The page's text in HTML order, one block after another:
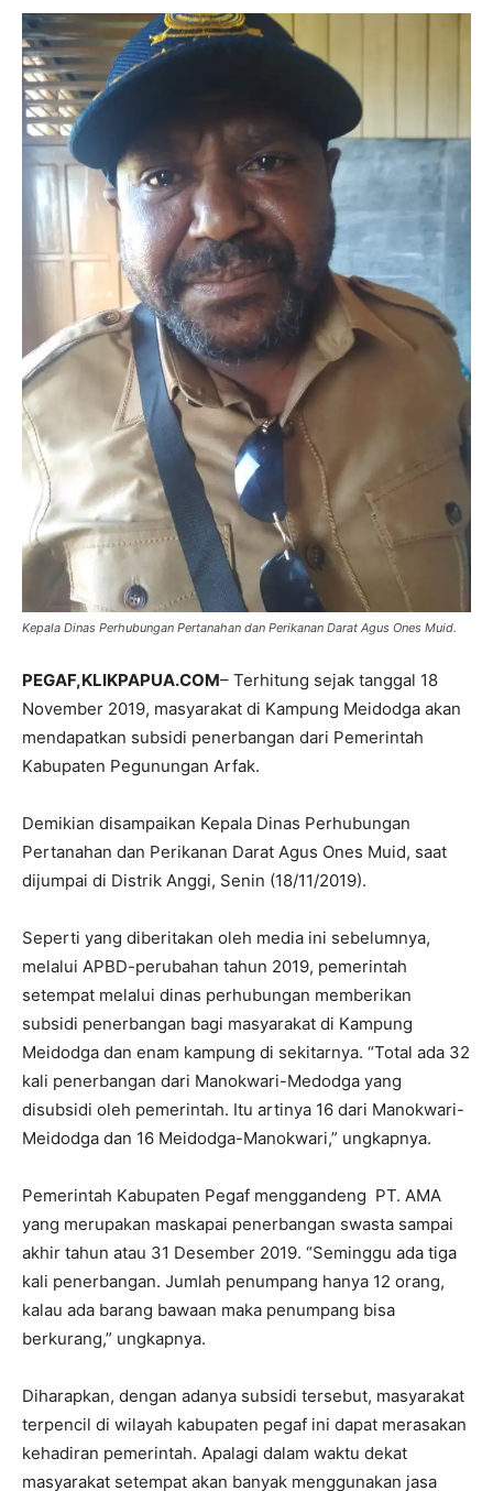
Kepala Dinas Perhubungan Pertanahan dan Perikanan Darat Agus Ones Muid.
PEGAF,KLIKPAPUA.COM– Terhitung sejak tanggal 18
November 2019, masyarakat di Kampung Meidodga akan
mendapatkan subsidi penerbangan dari Pemerintah
Kabupaten Pegunungan Arfak.
Demikian disampaikan Kepala Dinas Perhubungan
Pertanahan dan Perikanan Darat Agus Ones Muid, saat
dijumpai di Distrik Anggi, Senin (18/11/2019).
Seperti yang diberitakan oleh media ini sebelumnya,
melalui APBD-perubahan tahun 2019, pemerintah
setempat melalui dinas perhubungan memberikan
subsidi penerbangan bagi masyarakat di Kampung
Meidodga dan enam kampung di sekitarnya. “Total ada 32
kali penerbangan dari Manokwari-Medodga yang
disubsidi oleh pemerintah. Itu artinya 16 dari Manokwari-
Meidodga dan 16 Meidodga-Manokwari,” ungkapnya.
Pemerintah Kabupaten Pegaf menggandeng PT. AMA
yang merupakan maskapai penerbangan swasta sampai
akhir tahun atau 31 Desember 2019. “Seminggu ada tiga
kali penerbangan. Jumlah penumpang hanya 12 orang,
kalau ada barang bawaan maka penumpang bisa
berkurang,” ungkapnya.
Diharapkan, dengan adanya subsidi tersebut, masyarakat
terpencil di wilayah kabupaten pegaf ini dapat merasakan
kehadiran pemerintah. Apalagi dalam waktu dekat
masyarakat setempat akan banyak menggunakan jasa